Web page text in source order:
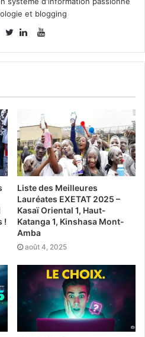
et blogging
FacebookYouTube
!
Liste des Meilleures
Lauréates EXETAT 2025 –
Kasaï Oriental 1, Haut-
Katanga 1, Kinshasa Mont-
Amba
août 4, 2025